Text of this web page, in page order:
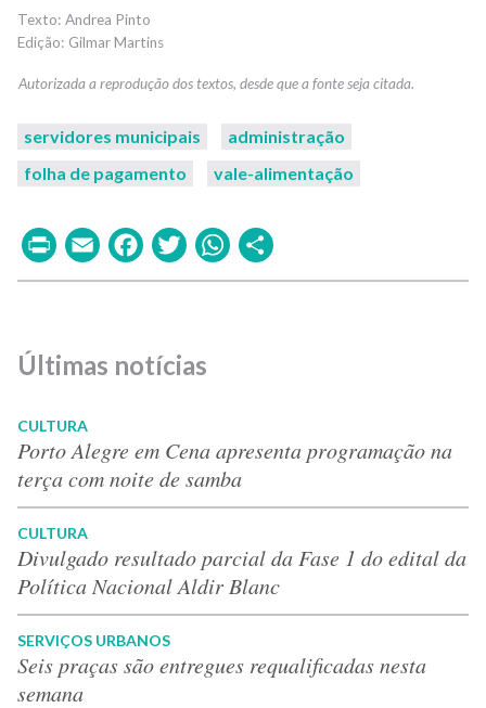
Andrea Pinto
Gilmar Martins
servidores municipais
administração
folha de pagamento
vale-alimentação
PrintEmailFacebook
TwitterWhatsApp
Últimas notícias
CULTURA
Porto Alegre em Cena apresenta programação na
terça com noite de samba
CULTURA
Divulgado resultado parcial da Fase 1 do edital da
Política Nacional Aldir Blanc
SERVIÇOS URBANOS
Seis praças são entregues requalificadas nesta
semana